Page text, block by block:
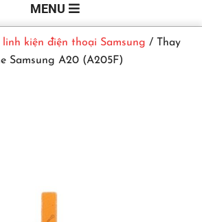
MENU
linh kiện điện thoại Samsung / Thay
Samsung A20 (A205F)